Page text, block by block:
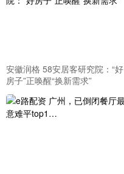
安徽润格 58安居客研究院：“好
房子”正唤醒“换新需求”